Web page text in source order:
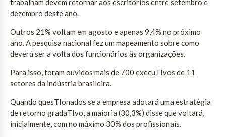
trabalham devem retornar aos escritórios entre setembro e
dezembro deste ano.
Outros 21% voltam em agosto e apenas 9,4% no próximo
ano. A pesquisa nacional fez um mapeamento sobre como
deverá ser a volta dos funcionários às organizações.
Para isso, foram ouvidos mais de 700 execuTIvos de 11
setores da indústria brasileira.
Quando quesTIonados se a empresa adotará uma estratégia
de retorno gradaTIvo, a maioria (30,3%) disse que voltará,
inicialmente, com no máximo 30% dos profissionais.